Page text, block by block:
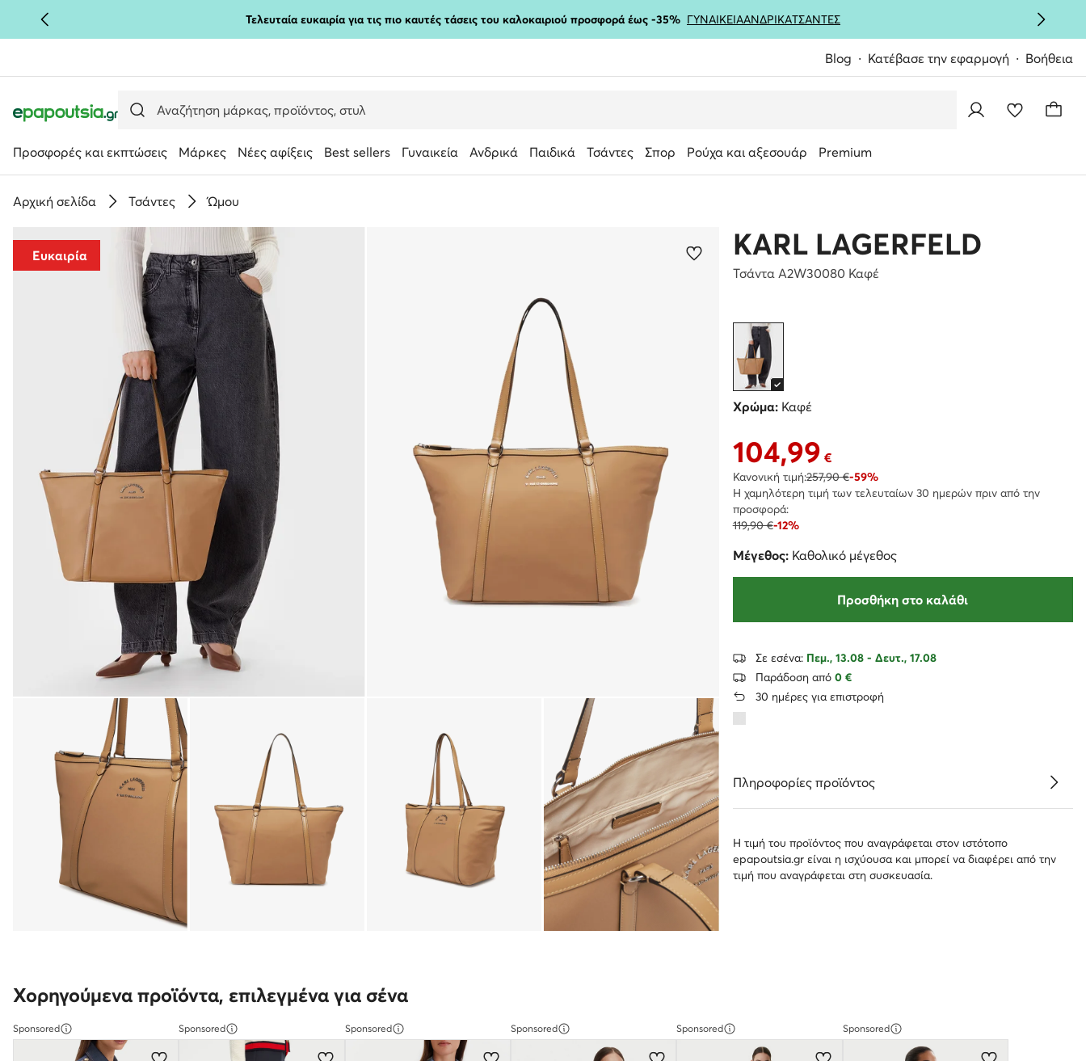
ΜΕΤΆΒΑΣΗ ΣΤΟ ΚΎΡΙΟ ΠΕΡΙΕΧΌΜΕΝΟΤελευταία ευκαιρία για τις πιο καυτές τάσεις του καλοκαιριού προσφορά έως -35% ΓΥΝΑΙΚΕΙΑΑΝΔΡΙΚΑΤΣΑΝΤΕΣ
Blog Κατέβασε την εφαρμογή Βοήθεια
Προσφορές και εκπτώσεις Μάρκες Νέες αφίξεις Best sellers Γυναικεία Ανδρικά Παιδικά Τσάντες Σπορ Ρούχα και αξεσουάρ Premium
Αρχική σελίδα Τσάντες Ώμου
Ευκαιρία KARL LAGERFELD
Τσάντα A2W30080 Καφέ
Χρώμα:Καφέ
Τρέχουσα τιμή 104,99 €
104,99 €
Κανονική τιμή:257,90 €-59%
Η χαμηλότερη τιμή των τελευταίων 30 ημερών πριν από την
προσφορά:
119,90 €-12%
Μέγεθος: Καθολικό μέγεθος
Προσθήκη στο καλάθι
Σε εσένα: Πεμ., 13.08 - Δευτ., 17.08
Παράδοση από 0 €
30 ημέρες για επιστροφή
Πληροφορίες προϊόντος
Η τιμή του προϊόντος που αναγράφεται στον ιστότοπο
epapoutsia.gr είναι η ισχύουσα και μπορεί να διαφέρει από την
τιμή που αναγράφεται στη συσκευασία.
Χορηγούμενα προϊόντα, επιλεγμένα για σένα
Sponsored Sponsored Sponsored Sponsored Sponsored Sponsored